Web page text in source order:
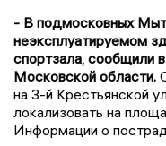
- В подмосковных
неэксплуатируемом
спортзала, сообщили
Московской области.
на 3-й Крестьянской
локализовать на
Информации о